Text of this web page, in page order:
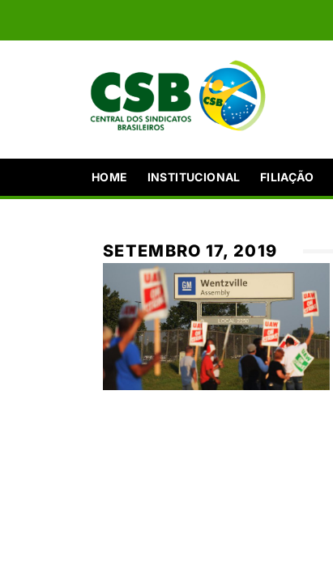
HOME INSTITUCIONAL FILIAÇÃO
SETEMBRO 17, 2019